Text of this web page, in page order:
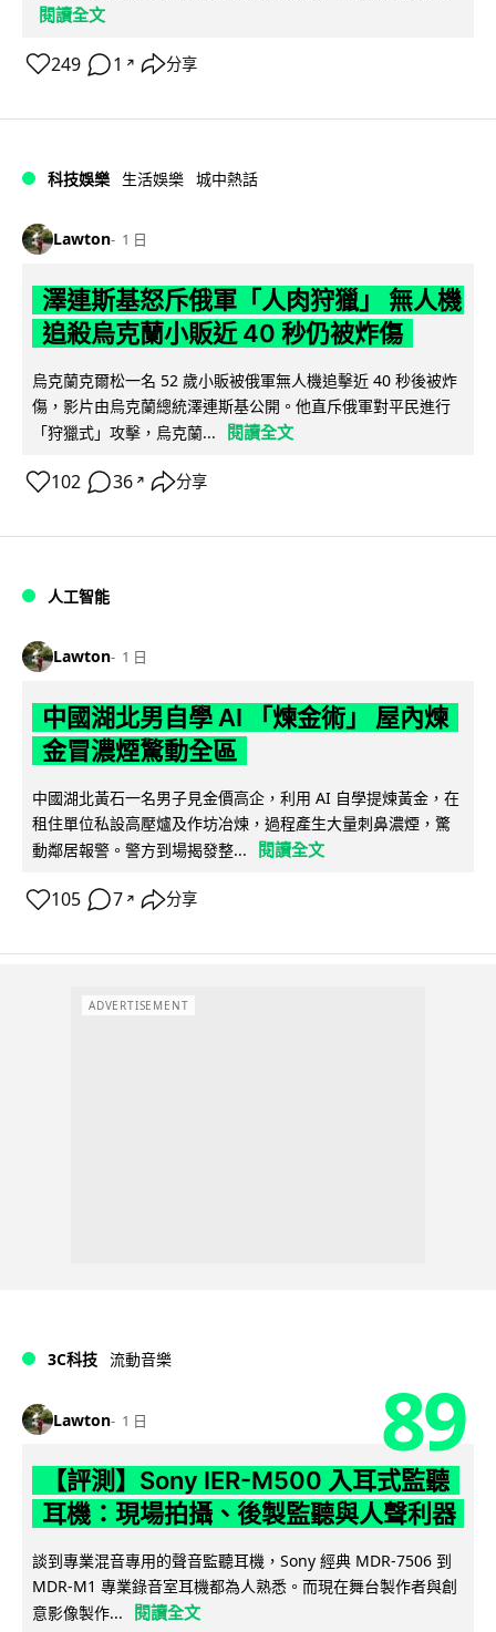
閱讀全文
249 1 ↗ 分享
科技娛樂 生活娛樂 城中熱話
Lawton 1 日
澤連斯基怒斥俄軍「人肉狩獵」 無人機
追殺烏克蘭小販近 40 秒仍被炸傷
烏克蘭克爾松一名 52 歲小販被俄軍無人機追擊近 40 秒後被炸
傷，影片由烏克蘭總統澤連斯基公開。他直斥俄軍對平民進行
「狩獵式」攻擊，烏克蘭...
閱讀全文
102 36 ↗ 分享
人工智能
Lawton 1 日
中國湖北男自學 AI 「煉金術」 屋內煉
金冒濃煙驚動全區
中國湖北黃石一名男子見金價高企，利用 AI 自學提煉黃金，在
租住單位私設高壓爐及作坊冶煉，過程產生大量刺鼻濃煙，驚
動鄰居報警。警方到場揭發整...
閱讀全文
105 7 ↗ 分享
ADVERTISEMENT
3C科技 流動音樂
Lawton 1 日 89
【評測】Sony IER-M500 入耳式監聽
耳機：現場拍攝、後製監聽與人聲利器
談到專業混音專用的聲音監聽耳機，Sony 經典 MDR-7506 到
MDR-M1 專業錄音室耳機都為人熟悉。而現在舞台製作者與創
意影像製作...
閱讀全文